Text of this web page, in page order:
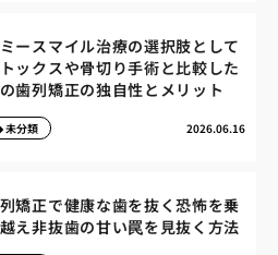
ースマイル治療の選択肢として
ックスや骨切り手術と比較した
歯列矯正の独自性とメリット
2026.06.16
未分類
矯正で健康な歯を抜く恐怖を乗
え非抜歯の甘い罠を見抜く方法